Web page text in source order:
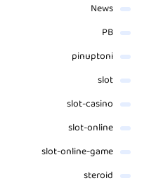
News
PB
pinuptoni
slot
slot-casino
slot-online
slot-online-game
steroid